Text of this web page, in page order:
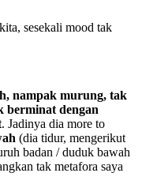
sesekali mood tak
nampak murung, tak
berminat dengan
. Jadinya dia more to
(dia tidur, mengerikut
badan / duduk bawah
tak metafora saya